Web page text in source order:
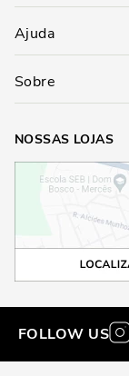
Ajuda
Sobre
NOSSAS LOJAS
FOLLOW US